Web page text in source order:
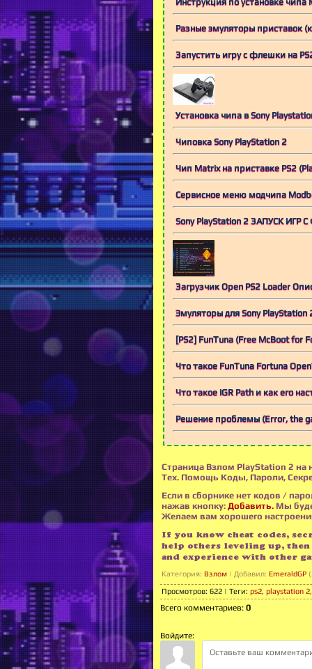
Разные эмуляторы приставок
Запустить игру с флешки на
Установка чипа в Sony
Чиповка Sony PlayStation 2
Чип Matrix на приставке PS2
Сервисное меню модчипа
Sony PlayStation 2 ЗАПУСК ИГР
Загрузчик Open PS2 Loader
Эмуляторы для Sony PlayStation
[PS2] FunTuna (Free McBoot for
Что такое FunTuna Fortuna
Что такое IGR Path и как его
Решение проблемы (Error, the
Страница Взлом PlayStation 2
Тех. Помощь Коды, Пароли,
Если в сборнике нет кодов /
нажав кнопку: Добавить. Мы
Желаем вам хорошего
If you know cheat codes,
help others leveling up, then
and experience with other
Категория: Взлом | Добавил: EmeraldGP
Просмотров: 622 | Теги: ps2, playstation 2
Всего комментариев: 0
Войдите: